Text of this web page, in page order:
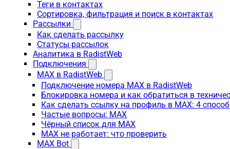
Теги в контактах
Сортировка, фильтрация и поиск в контактах
Рассылки
Как сделать рассылку
Статусы рассылок
Аналитика в RadistWeb
Подключения
MAX в RadistWeb
Подключение номера MAX в RadistWeb
Блокировка номера и как обратиться в
Как сделать ссылку на профиль в MAX: 4
Частые вопросы: MAX
Чёрный список для MAX
MAX не работает: что проверить
MAX Bot